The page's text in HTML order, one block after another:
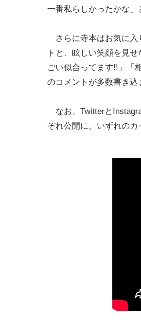
一番私らしかったかな」
さらに寺本はお気に入
トと、眩しい笑顔を見
ごい似合ってます!!」「
のコメントが多数書き込
なお、Twitterと
ぞれ公開に。いずれのカ